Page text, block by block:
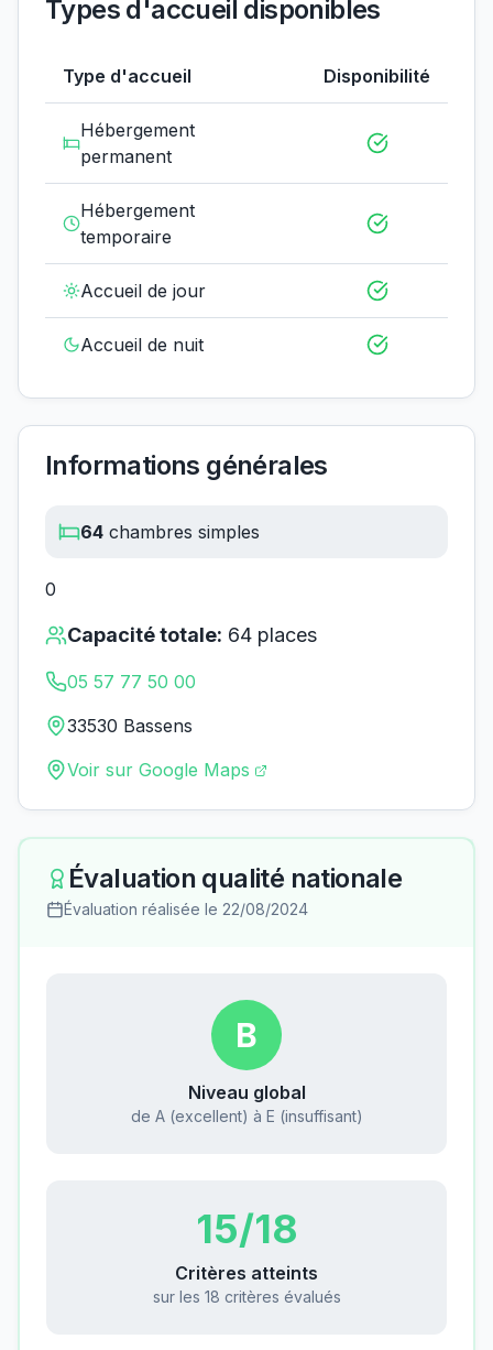
Types d'accueil disponibles
Type d'accueil Disponibilité
Hébergement
permanent
Hébergement
temporaire
Accueil de jour
Accueil de nuit
Informations générales
64 chambres simples
0
Capacité totale: 64 places
05 57 77 50 00
33530 Bassens
Voir sur Google Maps
Évaluation qualité nationale
Évaluation réalisée le 22/08/2024
B
Niveau global
de A (excellent) à E (insuffisant)
15/18
Critères atteints
sur les 18 critères évalués